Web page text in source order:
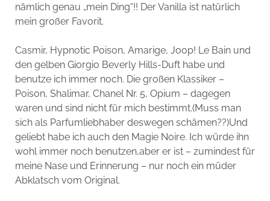
nämlich genau „mein Ding“!! Der Vanilla ist natürlich
mein großer Favorit.
Casmir, Hypnotic Poison, Amarige, Joop! Le Bain und
den gelben Giorgio Beverly Hills-Duft habe und
benutze ich immer noch. Die großen Klassiker –
Poison, Shalimar, Chanel Nr. 5, Opium – dagegen
waren und sind nicht für mich bestimmt.(Muss man
sich als Parfumliebhaber deswegen schämen??)Und
geliebt habe ich auch den Magie Noire. Ich würde ihn
wohl immer noch benutzen,aber er ist – zumindest für
meine Nase und Erinnerung – nur noch ein müder
Abklatsch vom Original.